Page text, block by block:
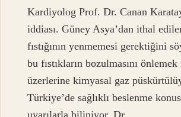
Kardiyolog Prof. Dr. Canan
iddiası. Güney Asya’dan ithal
fıstığının yenmemesi gerektiğini
bu fıstıkların bozulmasını
üzerlerine kimyasal gaz
Türkiye’de sağlıklı beslenme